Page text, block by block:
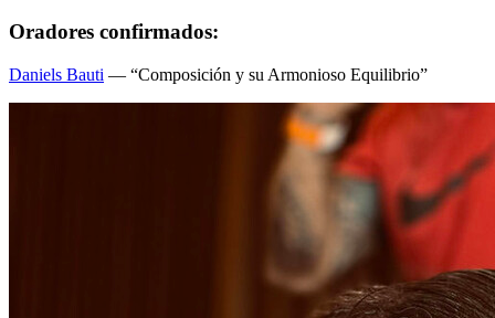
Oradores confirmados:
Daniels Bauti — “Composición y su Armonioso Equilibrio”